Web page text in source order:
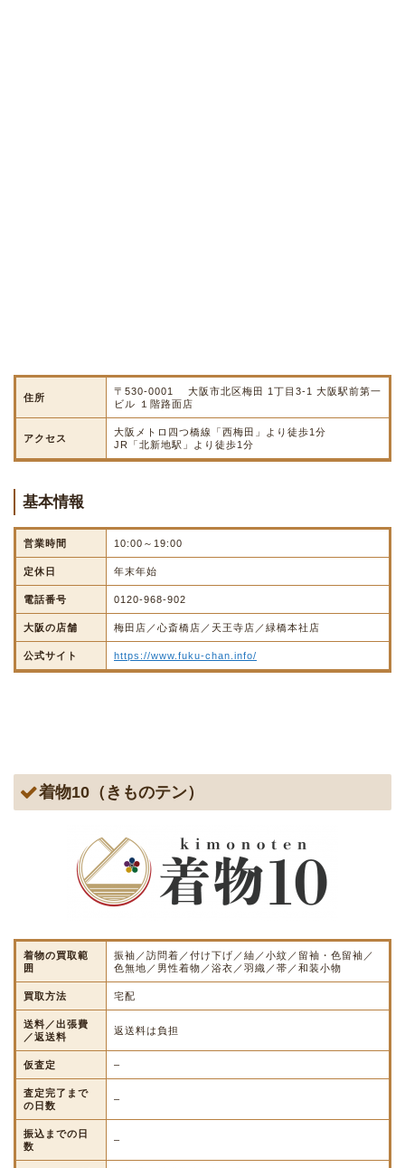
住所
〒530-0001 大阪市北区梅田 1丁目3-1 大阪駅前第一
ビル １階路面店
アクセス
大阪メトロ四つ橋線「西梅田」より徒歩1分
JR「北新地駅」より徒歩1分
基本情報
営業時間 10:00～19:00
定休日 年末年始
電話番号 0120-968-902
大阪の店舗 梅田店／心斎橋店／天王寺店／緑橋本社店
公式サイト https://www.fuku-chan.info/
着物10（きものテン）
着物の買取範
囲
振袖／訪問着／付け下げ／紬／小紋／留袖・色留袖／
色無地／男性着物／浴衣／羽織／帯／和装小物
買取方法 宅配
送料／出張費
／返送料
返送料は負担
仮査定 –
査定完了まで
の日数
–
振込までの日
数
–